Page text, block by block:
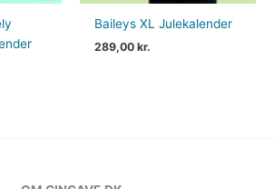
Baileys XL Julekalender
289,00kr.